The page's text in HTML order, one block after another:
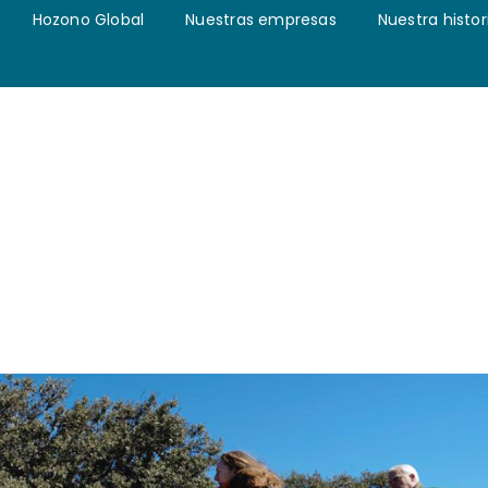
Hozono Global Nuestras empresas Nuestra